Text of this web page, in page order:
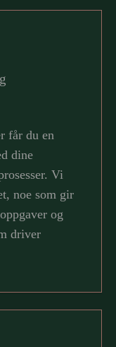
får du en
dine
Vi
noe som gir
og
driver